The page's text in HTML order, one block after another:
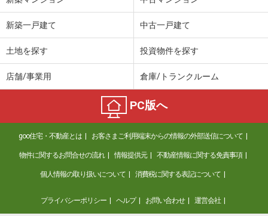
愛媛県松山市南江戸２丁目
価 格
3.60万円
愛媛県松山市南江戸２丁目
専有面積 22.35m²
愛媛県松山市東長戸３丁目
住 所
愛媛県松山市東長戸３丁目
専有面積
23.74m²
新築一戸建て 中古一戸建て
土地を探す 投資物件を探す
店舗/事業用 倉庫/トランクルーム
PC版へ
goo住宅・不動産とは お客さまご利用端末からの情報の外部送信について
物件に関するお問合せの流れ 情報提供元 不動産情報に関する免責事項
個人情報の取り扱いについて 消費税に関する表記について
プライバシーポリシー ヘルプ お問い合わせ 運営会社